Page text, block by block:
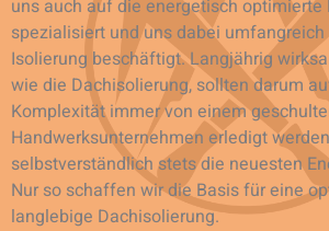
uns auch auf die energetisch optimierte
spezialisiert und uns dabei
Isolierung beschäftigt. Langjährig
wie die Dachisolierung, sollten darum
Komplexität immer von einem
Handwerksunternehmen erledigt
selbstverständlich stets die neuesten
Nur so schaffen wir die Basis für eine
langlebige Dachisolierung.